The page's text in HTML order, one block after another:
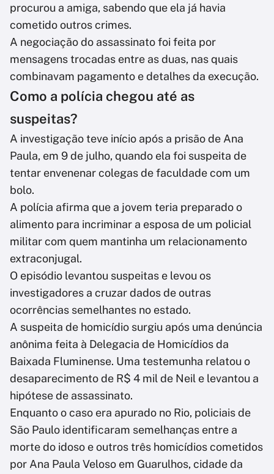
procurou a amiga, sabendo que ela já havia
cometido outros crimes.
A negociação do assassinato foi feita por
mensagens trocadas entre as duas, nas quais
combinavam pagamento e detalhes da execução.
Como a polícia chegou até as
suspeitas?
A investigação teve início após a prisão de Ana
Paula, em 9 de julho, quando ela foi suspeita de
tentar envenenar colegas de faculdade com um
bolo.
A polícia afirma que a jovem teria preparado o
alimento para incriminar a esposa de um policial
militar com quem mantinha um relacionamento
extraconjugal.
O episódio levantou suspeitas e levou os
investigadores a cruzar dados de outras
ocorrências semelhantes no estado.
A suspeita de homicídio surgiu após uma denúncia
anônima feita à Delegacia de Homicídios da
Baixada Fluminense. Uma testemunha relatou o
desaparecimento de R$ 4 mil de Neil e levantou a
hipótese de assassinato.
Enquanto o caso era apurado no Rio, policiais de
São Paulo identificaram semelhanças entre a
morte do idoso e outros três homicídios cometidos
por Ana Paula Veloso em Guarulhos, cidade da